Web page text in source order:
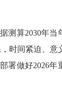
测算2030年当
时间紧迫、意
署做好2026年